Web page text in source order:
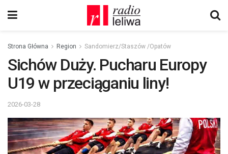
Strona Główna Region Sandomierz/Staszów /Opatów
Sichów Duży. Pucharu Europy
U19 w przeciąganiu liny!
2026-03-28